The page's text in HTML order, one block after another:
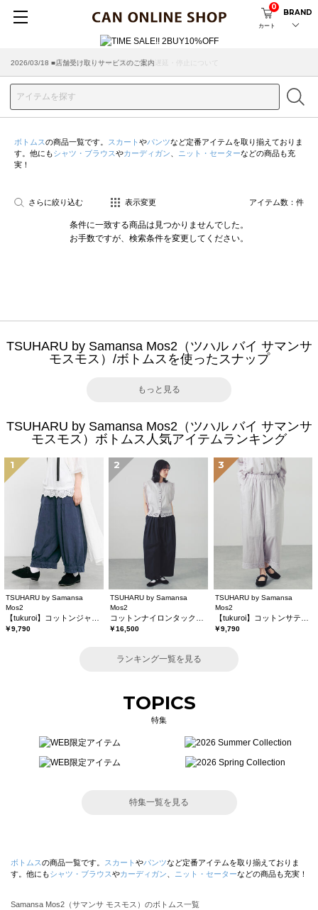
カート
0
BRAND
2026/07/29 ■【お知らせ】ヤマト運輸の配送遅延・停止について
2026/03/18 ■店舗受け取りサービスのご案内
ボトムスの商品一覧です。 スカート やパンツなど定番アイテムを取り揃えておりま
す。他にもシャツ・ブラウスやカーディガン ニット・セーターなどの商品も充
実！
さらに絞り込む 表示変更 アイテム数： 件
条件に一致する商品は見つかりませんでした。
お手数ですが、検索条件を変更してください。
TSUHARU by Samansa Mos2（ツハル バイ サマンサ
モスモス）/ボトムスを使ったスナップ
もっと見る
TSUHARU by Samansa Mos2（ツハル バイ サマンサ
モスモス）ボトムス人気アイテムランキング
1
TSUHARU by Samansa
Mos2
￥9,790
2
TSUHARU by Samansa
Mos2
￥16,500
3
TSUHARU by Samansa
Mos2
￥9,790
ランキング一覧を見る
TOPICS
特集
特集一覧を見る
ボトムスの商品一覧です。 スカート やパンツなど定番アイテムを取り揃えておりま
す。他にもシャツ・ブラウスやカーディガン ニット・セーターなどの商品も充実！
Samansa Mos2（サマンサ モスモス）のボトムス一覧